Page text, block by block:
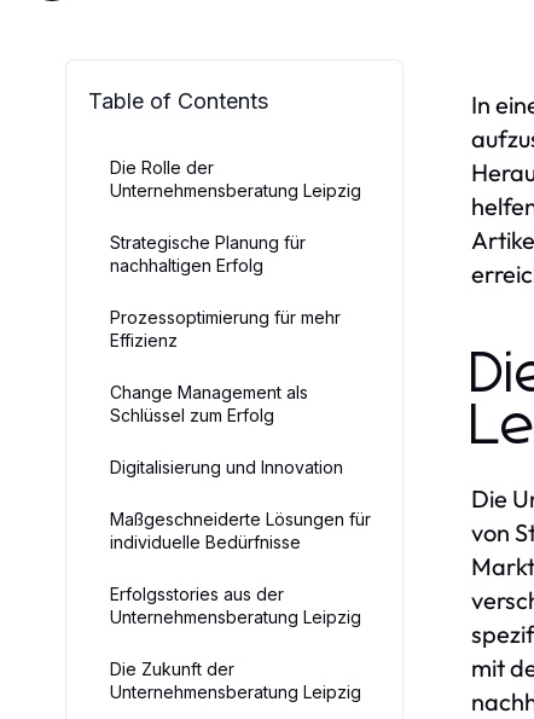
Table of Contents
Die Rolle der
Unternehmensberatung Leipzig
Strategische Planung für
nachhaltigen Erfolg
Prozessoptimierung für mehr
Effizienz
Change Management als
Schlüssel zum Erfolg
Digitalisierung und Innovation
Maßgeschneiderte Lösungen für
individuelle Bedürfnisse
Erfolgsstories aus der
Unternehmensberatung Leipzig
Die Zukunft der
Unternehmensberatung Leipzig
In
Die
von
mit